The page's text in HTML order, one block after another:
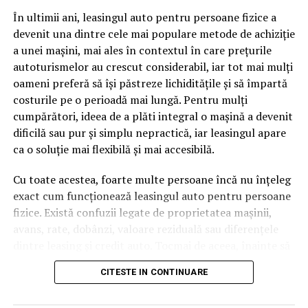
cuvinte tematice, scrise exact în limbajul în care se
caută.
Apoi vine partea de comportament. O pagină pe care
vizitatorii stau zece, cincisprezece minute ca să
urmărească replay-ul trimite un semnal greu de ignorat.
Google nu îți măsoară direct satisfacția, însă timpul
petrecut, scrollul și revenirile spun ceva despre cât de
util e materialul.
Și mai e ceva ce se uită ușor. Un webinar reușit atrage
linkuri aproape de la sine. Cineva îl menționează într-un
newsletter, altcineva îl citează într-un articol, un
partener îl trimite în comunitatea lui. Fiecare astfel de
tău, iar autoritatea e moneda forte în SEO.
În ultimii ani, leasingul auto pentru persoane fizice a
devenit una dintre cele mai populare metode de achiziție
a unei mașini, mai ales în contextul în care prețurile
autoturismelor au crescut considerabil, iar tot mai mulți
oameni preferă să își păstreze lichiditățile și să împartă
costurile pe o perioadă mai lungă. Pentru mulți
cumpărători, ideea de a plăti integral o mașină a devenit
dificilă sau pur și simplu nepractică, iar leasingul apare
ca o soluție mai flexibilă și mai accesibilă.
Cu toate acestea, foarte multe persoane încă nu înțeleg
exact cum funcționează leasingul auto pentru persoane
fizice. Există confuzii legate de proprietatea mașinii,
avans, rate, dobânzi, valoare reziduală sau diferențele
semnezi orice contract, este important să înțelegi clar
mecanismul acestui tip de finanțare și să știi la ce să fii
CITESTE IN CONTINUARE